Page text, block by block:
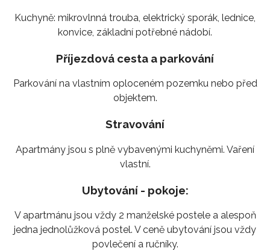
Kuchyně: mikrovlnná trouba, elektrický sporák, lednice,
konvice, základní potřebné nádobí.
Příjezdová cesta a parkování
Parkování na vlastním oploceném pozemku nebo před
objektem.
Stravování
Apartmány jsou s plně vybavenými kuchyněmi. Vaření
vlastní.
Ubytování - pokoje:
V apartmánu jsou vždy 2 manželské postele a alespoň
jedna jednolůžková postel. V ceně ubytování jsou vždy
povlečení a ručníky.